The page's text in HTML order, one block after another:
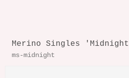
Merino Singles 'Midnight
ms-midnight